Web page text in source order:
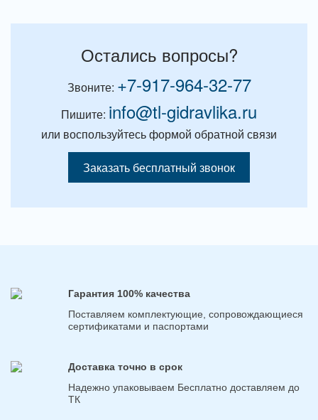
Остались вопросы?
Звоните: +7-917-964-32-77
Пишите: info@tl-gidravlika.ru
или воспользуйтесь формой обратной связи
Заказать бесплатный звонок
Гарантия 100% качества
Поставляем комплектующие, сопровождающиеся
сертификатами и паспортами
Доставка точно в срок
Надежно упаковываем Бесплатно доставляем до
ТК